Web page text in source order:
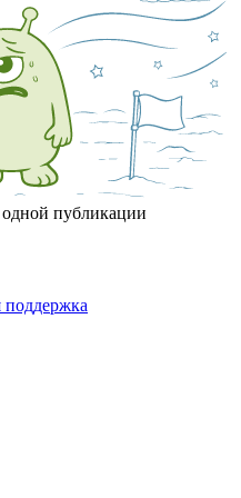
публикации
поддержка